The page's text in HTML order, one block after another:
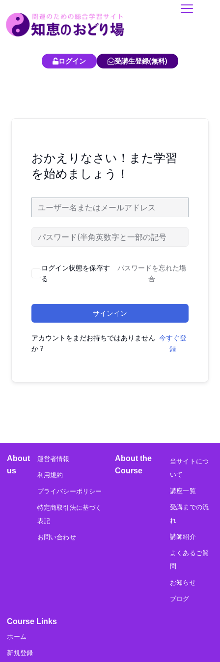
容
ログイン 受講生登録(無料)
おかえりなさい！また学習
を始めましょう！
ログイン状態を保存す
る
パスワードを忘れた場
合
サインイン
アカウントをまだお持ちではありません
か ?
今すぐ登
録
About
us
運営者情報
利用規約
プライバシーポリシー
特定商取引法に基づく
表記
お問い合わせ
About the
Course
当サイトにつ
いて
講座一覧
受講までの流
れ
講師紹介
よくあるご質
問
お知らせ
ブログ
Course Links
ホーム
新規登録